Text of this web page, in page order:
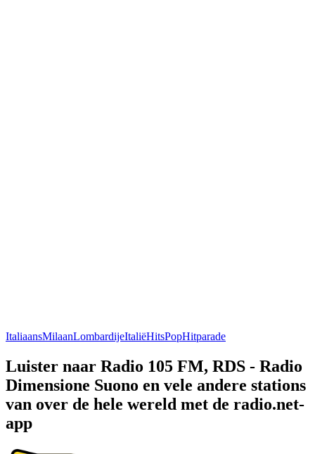
ItaliaansMilaanLombardijeItaliëHitsPopHitparade
Luister naar Radio 105 FM, RDS - Radio
Dimensione Suono en vele andere stations
van over de hele wereld met de radio.net-
app